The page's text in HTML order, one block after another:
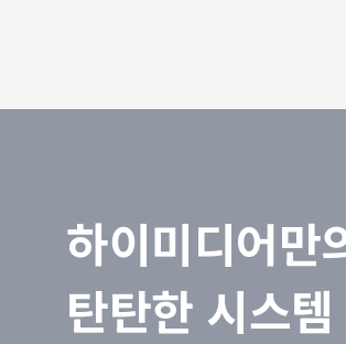
하이미디어만
탄탄한 시스템